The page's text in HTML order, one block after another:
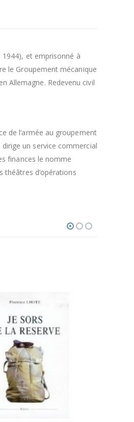
1944), et emprisonné à
le Groupement mécanique
Allemagne. Redevenu civil
de l’armée au groupement
un service commercial
finances le nomme
théâtres d’opérations